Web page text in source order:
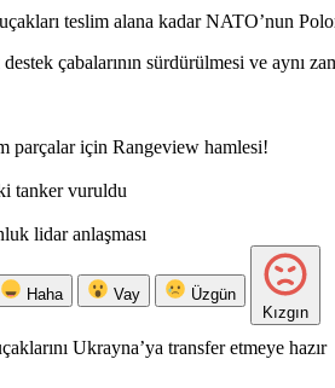
teslim alana kadar NATO’nun
çabalarının sürdürülmesi ve aynı
parçalar için Rangeview hamlesi!
tanker vuruldu
lidar anlaşması
Haha Vay
Üzgün
Kızgın
Ukrayna’ya transfer etmeye hazır